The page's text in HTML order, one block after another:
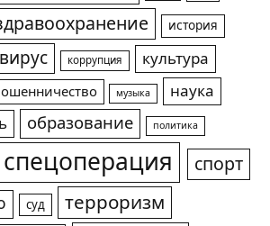
история
коррупция
культура
музыка
наука
образование политика
спецоперация спорт
суд терроризм